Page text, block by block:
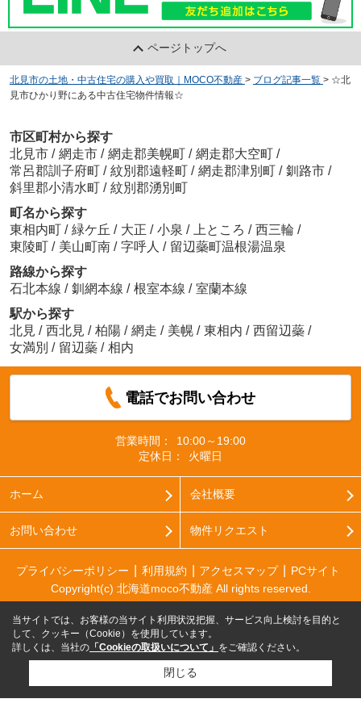
ページトップへ
北見市の土地・中古住宅の購入や買取｜MOCO不動産 > ブログ記事一覧 > ☆北
見市ひかり野にある中古住宅物件情報☆
市区町村から探す
北見市 / 網走市 / 網走郡美幌町 / 網走郡大空町 /
常呂郡訓子府町 / 紋別郡遠軽町 / 網走郡津別町 / 釧路市 /
斜里郡小清水町 / 紋別郡湧別町
町名から探す
東相内町 / 緑ケ丘 / 大正 / 小泉 / 上ところ / 西三輪 /
東陵町 / 美山町南 / 字呼人 / 留辺蘂町温根湯温泉
路線から探す
石北本線 / 釧網本線 / 根室本線 / 室蘭本線
駅から探す
北見 / 西北見 / 柏陽 / 網走 / 美幌 / 東相内 / 西留辺蘂 /
女満別 / 留辺蘂 / 相内
電話でお問い合わせ
営業時間：
10:00～19:00
定休日：
火曜日
ホーム 会社概要
お問い合わせ 物件リクエスト
プライバシーポリシー 利用規約 アクセスマップ
PCサイト
Copyright(c) 北海道moco不動産 All rights reserved.
当サイトでは、お客様の当サイト利用状況把握、サービス向上検討を目的と
して、クッキー（Cookie）を使用しています。
詳しくは、当社の 「Cookieの取扱いについて」 をご確認ください。
閉じる